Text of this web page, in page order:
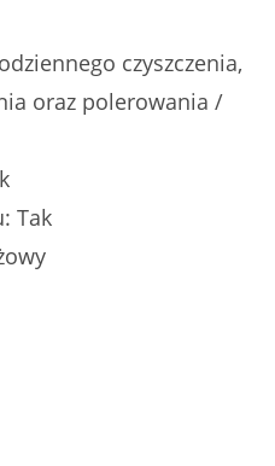
czyszczenia,
oraz polerowania /
Tak